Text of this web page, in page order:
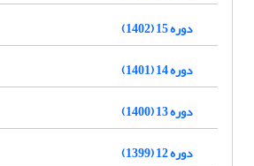
دوره 15 (1402)
دوره 14 (1401)
دوره 13 (1400)
دوره 12 (1399)